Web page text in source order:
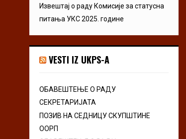
Извештај о раду Комисије за статусна
питања УКС 2025. године
VESTI IZ UKPS-A
ОБАВЕШТЕЊЕ О РАДУ
СЕКРЕТАРИЈАТА
ПОЗИВ НА СЕДНИЦУ СКУПШТИНЕ
ООРП